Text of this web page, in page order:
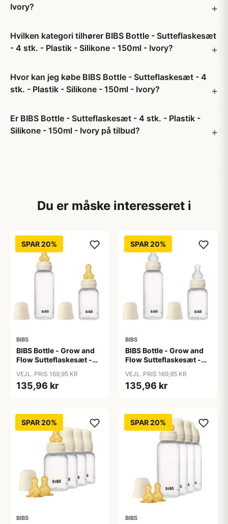
Ivory?
Hvilken kategori tilhører BIBS Bottle - Sutteflaskesæt
- 4 stk. - Plastik - Silikone - 150ml - Ivory?
Hvor kan jeg købe BIBS Bottle - Sutteflaskesæt - 4
stk. - Plastik - Silikone - 150ml - Ivory?
Er BIBS Bottle - Sutteflaskesæt - 4 stk. - Plastik -
Silikone - 150ml - Ivory på tilbud?
Du er måske interesseret i
SPAR 20%
BIBS
BIBS Bottle - Grow and
Flow Sutteflaskesæt -
Naturgummi/Rund -
150ml/270ml - 2-Pak -
VEJL. PRIS 169,95 KR
135,96 kr
SPAR 20%
BIBS
BIBS Bottle - Grow and
Flow Sutteflaskesæt -
150ml/270ml - 2-Pak -
Ivory
VEJL. PRIS 169,95 KR
135,96 kr
SPAR 20%
BIBS
SPAR 20%
BIBS